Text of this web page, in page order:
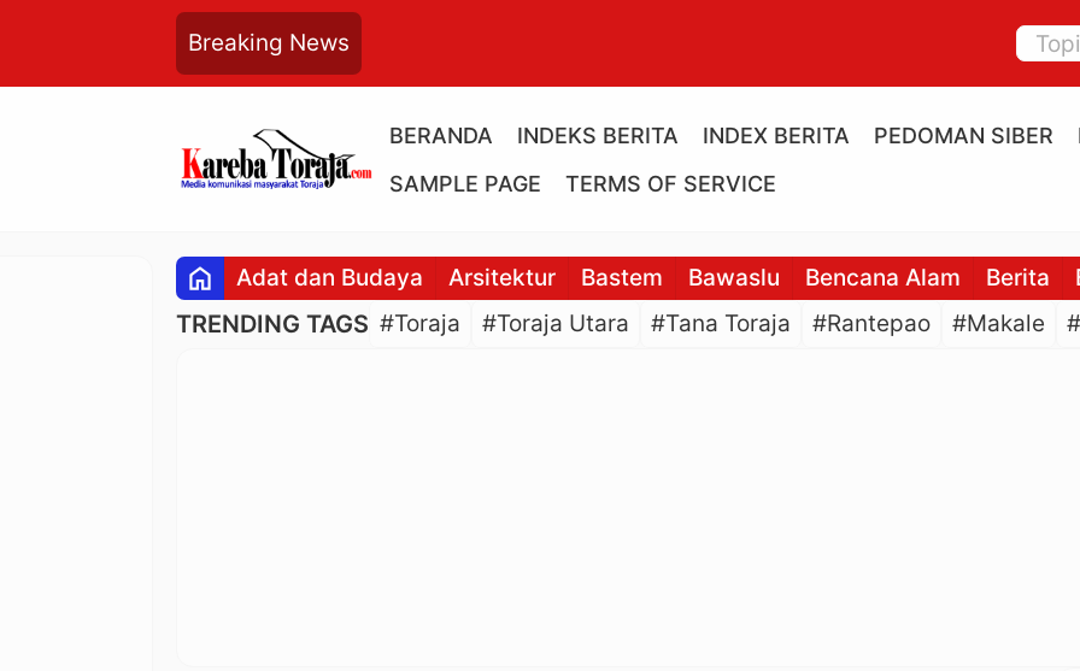
Breaking News
BERANDA INDEKS BERITA INDEX BERITA PEDOMAN SIBER
SAMPLE PAGE
TERMS OF SERVICE
home Adat dan Budaya Arsitektur Bastem Bawaslu Bencana Alam Berita
TRENDING TAGS #Toraja #Toraja Utara #Tana Toraja #Rantepao #Makale